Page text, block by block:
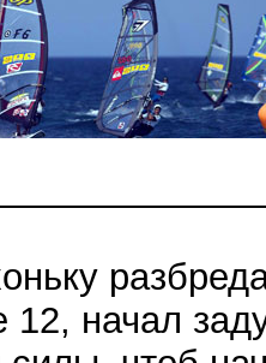
12, начал